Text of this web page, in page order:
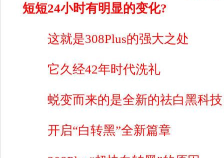
短短24小时有明显的变化?
这就是308Plus的强大之处
它久经42年时代洗礼
蜕变而来的是全新的祛白黑科技
开启“白转黑”全新篇章